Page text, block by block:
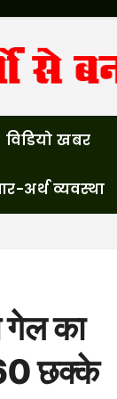
विडियो खबर
अर्थ व्यवस्था
गेल का
छक्के